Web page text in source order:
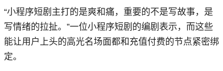
“小程序短剧主打的是爽和痛，重要的不是写故事，是
写情绪的拉扯。”一位小程序短剧的编剧表示，而这些
能让用户上头的高光名场面都和充值付费的节点紧密绑
定。